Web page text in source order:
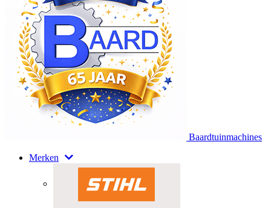
Baardtuinmachines
Merken